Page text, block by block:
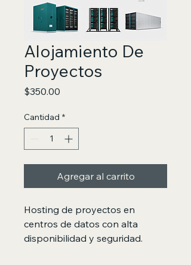
Alojamiento De
Proyectos
$350.00
Cantidad *
Agregar al carrito
Hosting de proyectos en
centros de datos con alta
disponibilidad y seguridad.